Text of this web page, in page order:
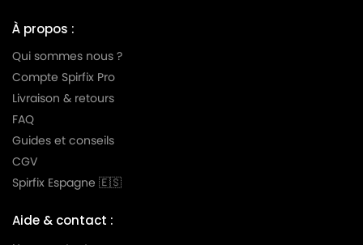
LG-
GOLDSTAR
LG-GOLDSTAR TURBO V 3300 TD
LG-
GOLDSTAR
LG-
GOLDSTAR
GOLDSTAR
À propos :
Qui sommes nous ?
Compte Spirfix Pro
Livraison & retours
FAQ
Guides et conseils
CGV
Spirfix Espagne 🇪🇸
Aide & contact :